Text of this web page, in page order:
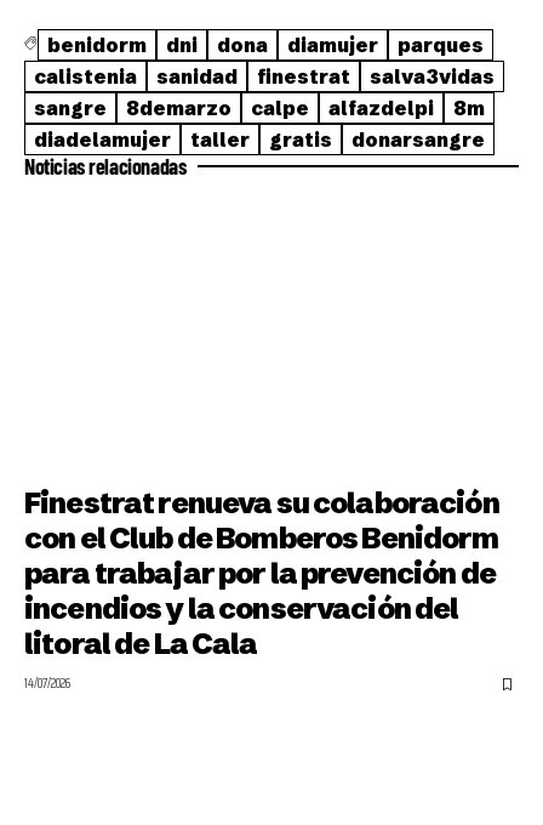
benidorm dni dona diamujer
parques
calistenia
sanidad finestrat
salva3vidas
sangre
8demarzo calpe alfazdelpi
8m
diadelamujer
taller gratis donarsangre
Noticias relacionadas
Finestrat renueva su colaboración
con el Club de Bomberos Benidorm
para trabajar por la prevención de
incendios y la conservación del
litoral de La Cala
14/07/2026